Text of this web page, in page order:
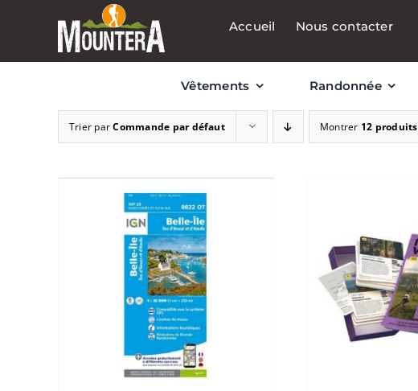
Accueil Nous contacter
Vêtements Randonnée
Trier parCommande par défaut Montrer 12 produits